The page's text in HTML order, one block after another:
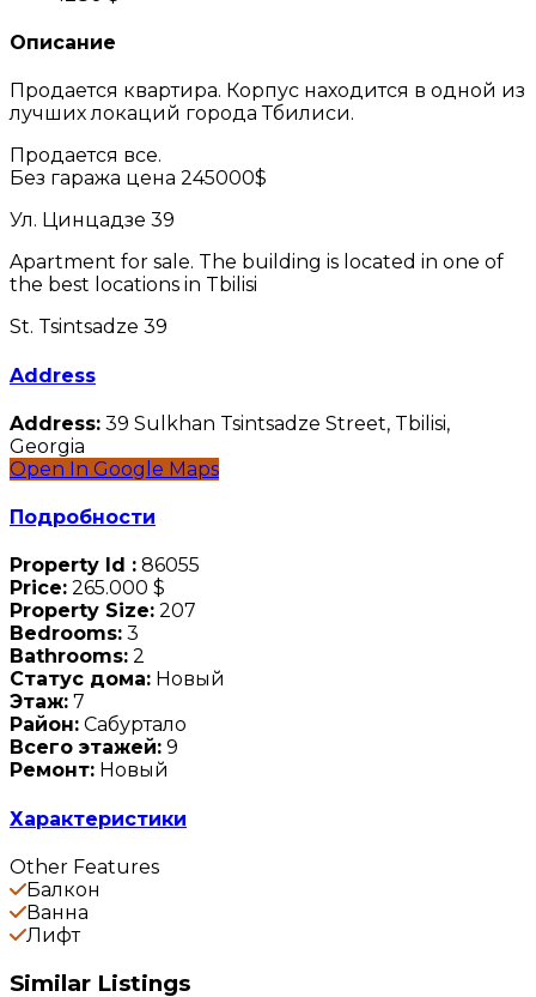
Описание
Продается квартира. Корпус находится в одной из
лучших локаций города Тбилиси.
Продается все.
Без гаража цена 245000$
Ул. Цинцадзе 39
Apartment for sale. The building is located in one of
the best locations in Tbilisi
St. Tsintsadze 39
Address
Address: 39 Sulkhan Tsintsadze Street, Tbilisi,
Georgia
Open In Google Maps
Подробности
Property Id : 86055
Price: 265.000 $
Property Size: 207
Bedrooms: 3
Bathrooms: 2
Статус дома: Новый
Этаж: 7
Район: Сабуртало
Всего этажей: 9
Ремонт: Новый
Характеристики
Other Features
Балкон
Ванна
Лифт
Similar Listings